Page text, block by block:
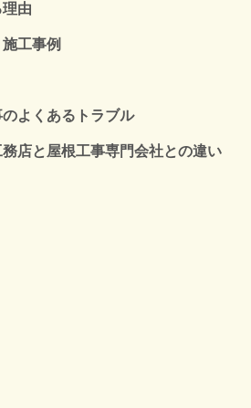
由
工事例
よくある トラブル
店と屋根工事専門会社との違い